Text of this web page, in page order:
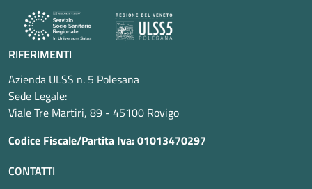
RIFERIMENTI
Azienda ULSS n. 5 Polesana
Sede Legale:
Viale Tre Martiri, 89 - 45100 Rovigo
Codice Fiscale/Partita Iva: 01013470297
CONTATTI